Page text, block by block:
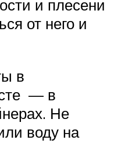
и плесени
от него и
в
— в
Не
воду на